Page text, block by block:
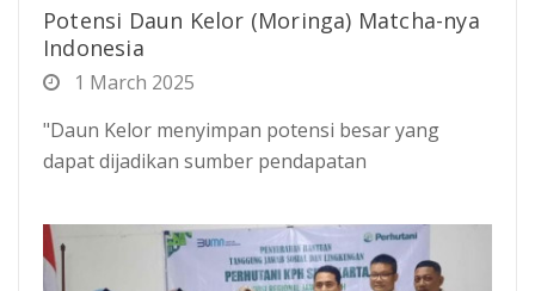
Potensi Daun Kelor (Moringa) Matcha-nya
Indonesia
1 March 2025
"Daun Kelor menyimpan potensi besar yang
dapat dijadikan sumber pendapatan